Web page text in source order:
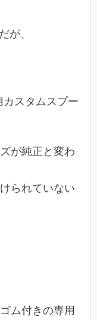
が、
スタムスプー
が純正と変わ
られていない
ム付きの専用